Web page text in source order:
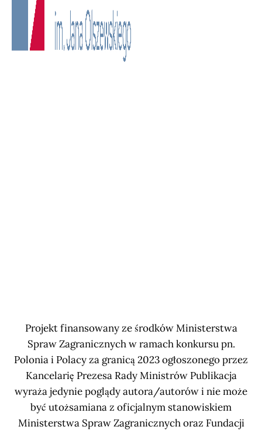
Projekt finansowany ze środków Ministerstwa
Spraw Zagranicznych w ramach konkursu pn.
Polonia i Polacy za granicą 2023 ogłoszonego przez
Kancelarię Prezesa Rady Ministrów Publikacja
wyraża jedynie poglądy autora/autorów i nie może
być utożsamiana z oficjalnym stanowiskiem
Ministerstwa Spraw Zagranicznych oraz Fundacji